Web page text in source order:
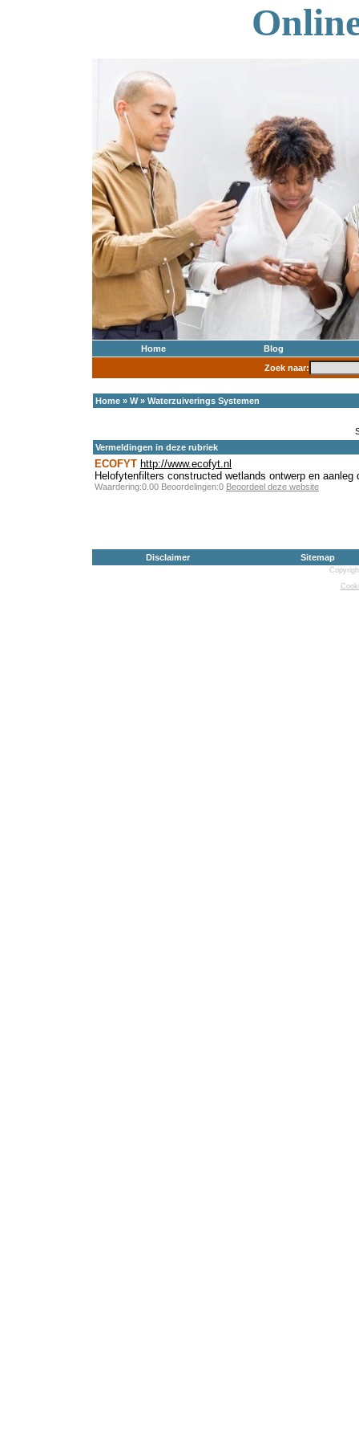
Home
Blog
Zoek naar:
Home » W» Waterzuiverings Systemen
Vermeldingen in deze rubriek
ECOFYT http://www.ecofyt.nl
Helofytenfilters constructed wetlands ontwerp en aanleg
Waardering:0.00 Beoordelingen:0 Beoordeel deze website
Disclaimer Sitemap